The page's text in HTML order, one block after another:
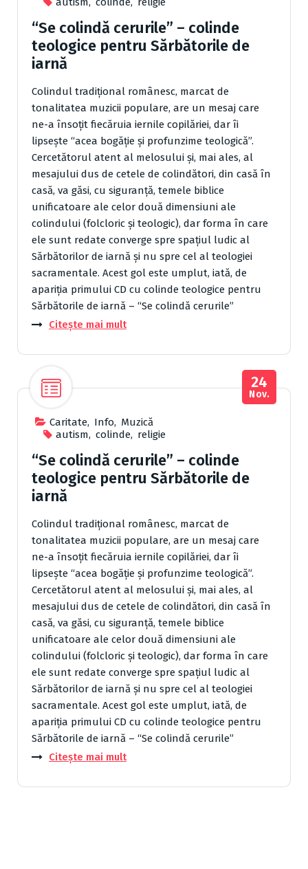
“Se colindă cerurile” – colinde
teologice pentru Sărbătorile de
iarnă
Colindul tradiţional românesc, marcat de
tonalitatea muzicii populare, are un mesaj care
ne-a însoţit fiecăruia iernile copilăriei, dar îi
lipseşte “acea bogăţie şi profunzime teologică”.
Cercetătorul atent al melosului şi, mai ales, al
mesajului dus de cetele de colindători, din casă în
casă, va găsi, cu siguranţă, temele biblice
unificatoare ale celor două dimensiuni ale
colindului (folcloric şi teologic), dar forma în care
ele sunt redate converge spre spaţiul ludic al
Sărbătorilor de iarnă şi nu spre cel al teologiei
sacramentale. Acest gol este umplut, iată, de
apariţia primului CD cu colinde teologice pentru
Sărbătorile de iarnă – “Se colindă cerurile”
Citește mai mult
Caritate, Info, Muzică
autism, colinde, religie
24
Nov.
“Se colindă cerurile” – colinde
teologice pentru Sărbătorile de
iarnă
Colindul tradiţional românesc, marcat de
tonalitatea muzicii populare, are un mesaj care
ne-a însoţit fiecăruia iernile copilăriei, dar îi
lipseşte “acea bogăţie şi profunzime teologică”.
Cercetătorul atent al melosului şi, mai ales, al
mesajului dus de cetele de colindători, din casă în
casă, va găsi, cu siguranţă, temele biblice
unificatoare ale celor două dimensiuni ale
colindului (folcloric şi teologic), dar forma în care
ele sunt redate converge spre spaţiul ludic al
Sărbătorilor de iarnă şi nu spre cel al teologiei
sacramentale. Acest gol este umplut, iată, de
apariţia primului CD cu colinde teologice pentru
Sărbătorile de iarnă – “Se colindă cerurile”
Citește mai mult